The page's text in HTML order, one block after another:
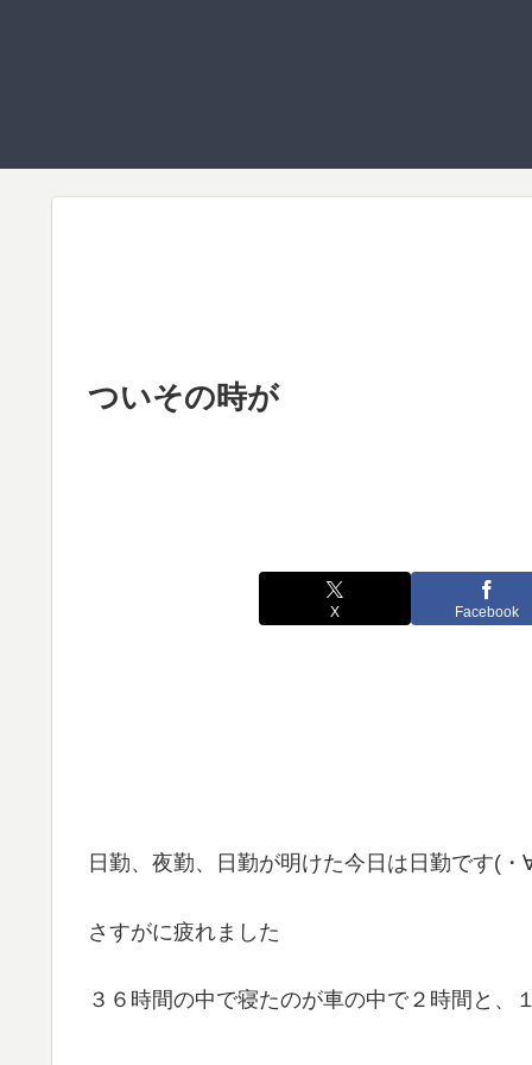
ついその時が
X Facebook
日勤、夜勤、日勤が明けた今日は日勤です(・
さすがに疲れました
３６時間の中で寝たのが車の中で２時間と、